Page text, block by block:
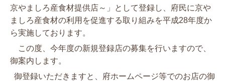
京やましろ産食材提供店～」として登録し、府民に京や
ましろ産食材の利用を促進する取り組みを平成28年度か
ら実施しております。
この度、今年度の新規登録店の募集を行いますので、
御案内します。
御登録いただきますと、府ホームページ等でのお店の御